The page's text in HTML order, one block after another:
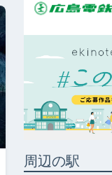
周辺の駅